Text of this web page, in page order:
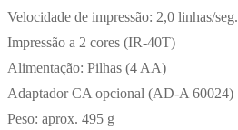
Velocidade de impressão: 2,0 linhas/seg.
Impressão a 2 cores (IR-40T)
Alimentação: Pilhas (4 AA)
Adaptador CA opcional (AD-A 60024)
Peso: aprox. 495 g